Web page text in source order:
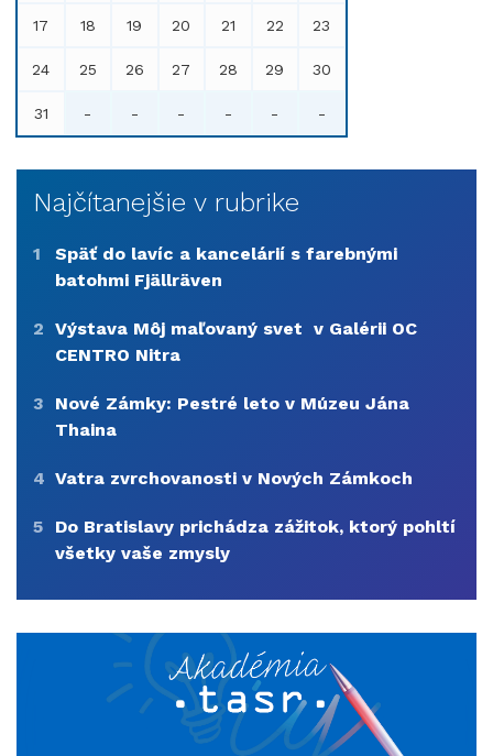
17 18 19 20 21 22 23
24 25 26 27 28 29 30
31 - - - - - -
Najčítanejšie v rubrike
1
Späť do lavíc a kancelárií s farebnými
batohmi Fjällräven
2 Výstava Môj maľovaný svet v Galérii OC
CENTRO Nitra
3
Nové Zámky: Pestré leto v Múzeu Jána
Thaina
4 Vatra zvrchovanosti v Nových Zámkoch
5
Do Bratislavy prichádza zážitok, ktorý pohltí
všetky vaše zmysly